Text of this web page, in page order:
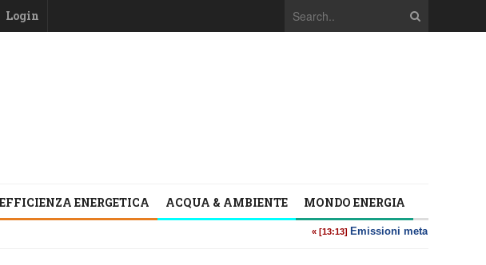
Login
EFFICIENZA ENERGETICA ACQUA & AMBIENTE MONDO ENERGIA